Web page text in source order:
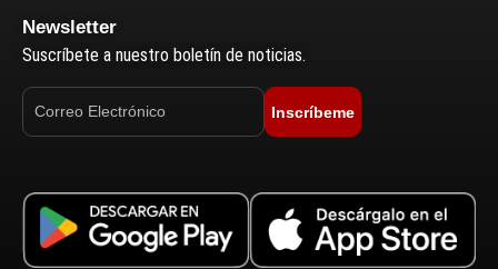
Newsletter
Suscríbete a nuestro boletín de noticias.
Inscríbeme